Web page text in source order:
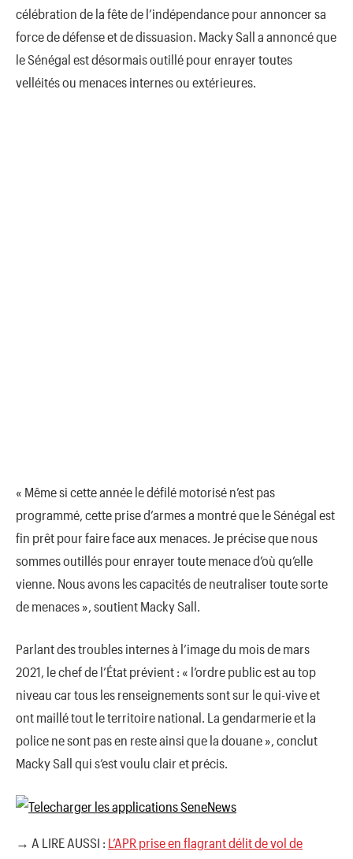
célébration de la fête de l’indépendance pour annoncer sa
force de défense et de dissuasion. Macky Sall a annoncé que
le Sénégal est désormais outillé pour enrayer toutes
velléités ou menaces internes ou extérieures.
« Même si cette année le défilé motorisé n’est pas
programmé, cette prise d’armes a montré que le Sénégal est
fin prêt pour faire face aux menaces. Je précise que nous
sommes outillés pour enrayer toute menace d’où qu’elle
vienne. Nous avons les capacités de neutraliser toute sorte
de menaces », soutient Macky Sall.
Parlant des troubles internes à l’image du mois de mars
2021, le chef de l’État prévient : « l’ordre public est au top
niveau car tous les renseignements sont sur le qui-vive et
ont maillé tout le territoire national. La gendarmerie et la
police ne sont pas en reste ainsi que la douane », conclut
Macky Sall qui s’est voulu clair et précis.
→ A LIRE AUSSI : L’APR prise en flagrant délit de vol de